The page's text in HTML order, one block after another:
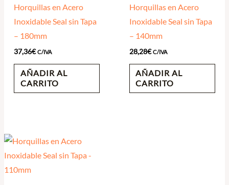
Horquillas en Acero
Inoxidable Seal sin Tapa
– 180mm
37,36€ C/IVA
AÑADIR AL
CARRITO
Horquillas en Acero
Inoxidable Seal sin Tapa
– 140mm
28,28€ C/IVA
AÑADIR AL
CARRITO